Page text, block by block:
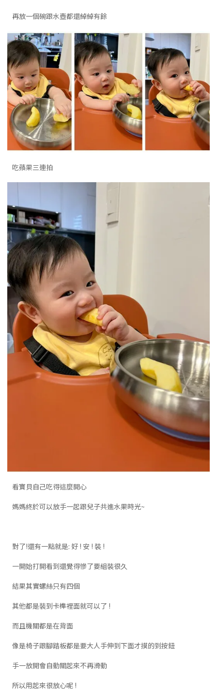
再放一個碗跟水壺都還綽綽有餘
吃蘋果三連拍
看寶貝自己吃得這麼開心
媽媽終於可以放手一起跟兒子共進水果時光~
對了!還有一點就是: 好 ! 安 ! 裝 !
一開始打開看到還覺得慘了要組裝很久
結果其實螺絲只有四個
其他都是裝到卡榫裡面就可以了 !
而且機關都是在背面
像是椅子跟腳踏板都是要大人手伸到下面才摸的到按鈕
手一放開會自動關起來不再滑動
所以用起來很放心呢 !